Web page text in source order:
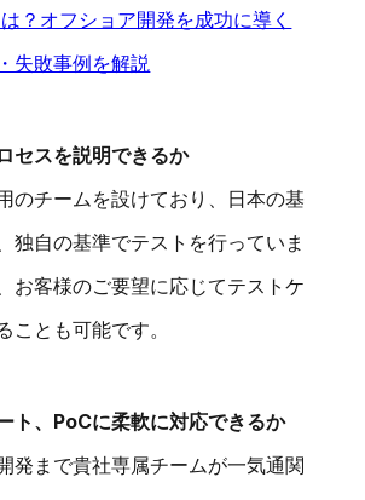
？オフショア開発を成功に導く
失敗事例を解説
セスを説明できるか
のチームを設けており、日本の基
独自の基準でテストを行っていま
お客様のご要望に応じてテストケ
ことも可能です。
ト、PoCに柔軟に対応できるか
発まで貴社専属チームが一気通関